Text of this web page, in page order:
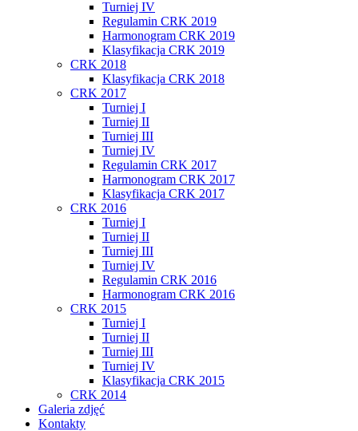
Turniej IV
Regulamin CRK 2019
Harmonogram CRK 2019
Klasyfikacja CRK 2019
CRK 2018
Klasyfikacja CRK 2018
CRK 2017
Turniej I
Turniej II
Turniej III
Turniej IV
Regulamin CRK 2017
Harmonogram CRK 2017
Klasyfikacja CRK 2017
CRK 2016
Turniej I
Turniej II
Turniej III
Turniej IV
Regulamin CRK 2016
Harmonogram CRK 2016
CRK 2015
Turniej I
Turniej II
Turniej III
Turniej IV
Klasyfikacja CRK 2015
CRK 2014
Galeria zdjęć
Kontakty